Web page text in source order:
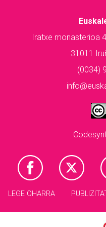
Iratxe monasterioa
31011
(0034)
LEGE OHARRA